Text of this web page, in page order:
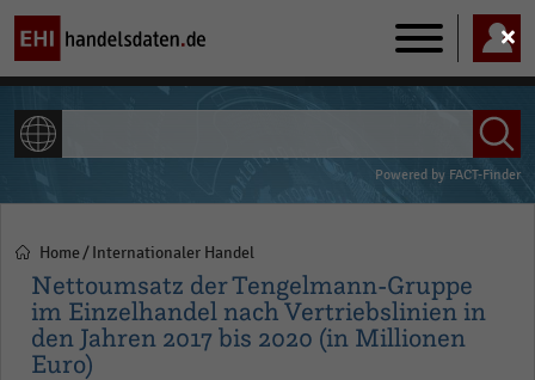
Main
navigation
Powered by FACT-Finder
Pfadnavigation
Home Internationaler Handel
Nettoumsatz der Tengelmann-Gruppe
im Einzelhandel nach Vertriebslinien in
den Jahren 2017 bis 2020 (in Millionen
Euro)